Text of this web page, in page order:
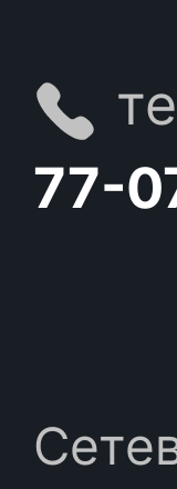
77-